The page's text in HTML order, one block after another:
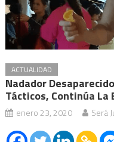
ACTUALIDAD
Nadador
Tácticos, Continúa La
enero 23, 2020 Será